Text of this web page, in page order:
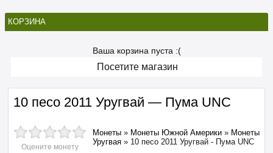
КОРЗИНА
Ваша корзина пуста :(
Посетите магазин
10 песо 2011 Уругвай — Пума UNC
Оцените монету
Монеты » Монеты Южной Америки » Монеты
Уругвая » 10 песо 2011 Уругвай - Пума UNC